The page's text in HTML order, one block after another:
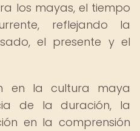
los mayas, el tiempo
reflejando la
el presente y el
en la cultura maya
de la duración, la
en la comprensión